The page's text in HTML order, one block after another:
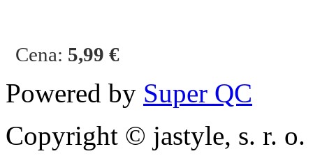
Cena: 5,99 €
Powered by Super QC
Copyright © jastyle, s. r.